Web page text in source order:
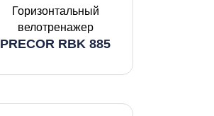
Горизонтальный
велотренажер
PRECOR RBK 885